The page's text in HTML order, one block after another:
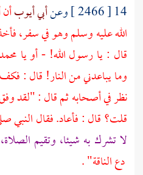
14 [ 2466 ] وعن أبي أيوب
الله عليه وسلم وهو في سفر،
قال : يا رسول الله! - أو يا
وما يباعدني من النار! قال :
نظر في أصحابه ثم قال : "لقد
قلت؟ قال : فأعاد. فقال النبي
لا تشرك به شيئا، وتقيم
دع الناقة" .